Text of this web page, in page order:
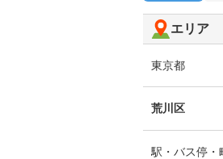
エリア
東京都
荒川区
駅・バス停・